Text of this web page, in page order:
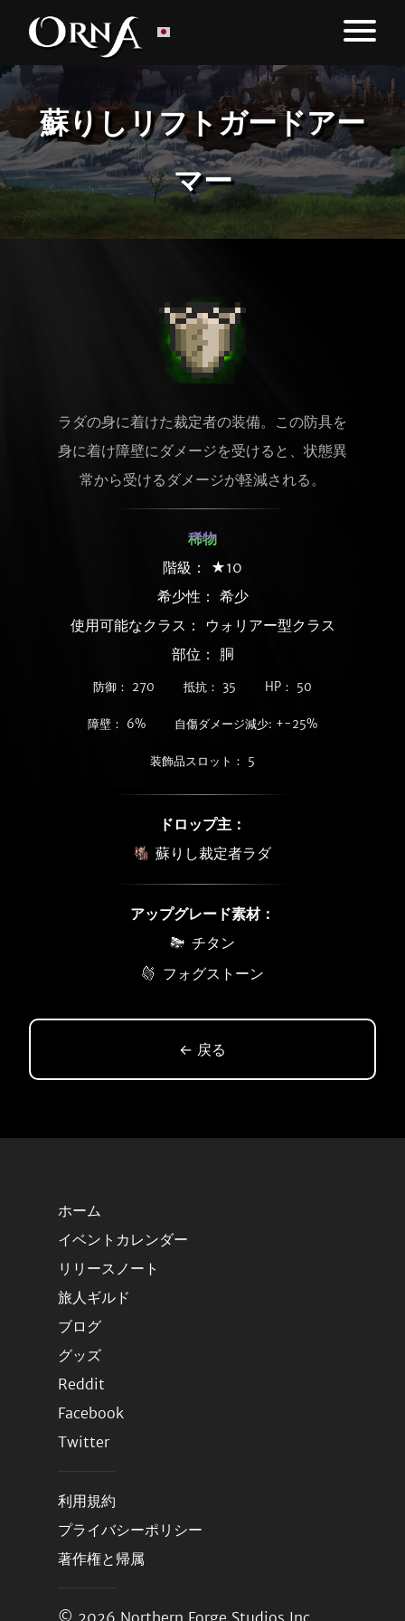
蘇りしリフトガードアー
マー
ラダの身に着けた裁定者の装備。この防具を
身に着け障壁にダメージを受けると、状態異
常から受けるダメージが軽減される。
稀物
階級： ★10
希少性： 希少
使用可能なクラス： ウォリアー型クラス
部位： 胴
防御： 270 抵抗： 35 HP： 50
障壁： 6% 自傷ダメージ減少: +-25%
装飾品スロット： 5
ドロップ主：
蘇りし裁定者ラダ
アップグレード素材：
チタン
フォグストーン
← 戻る
ホーム
イベントカレンダー
リリースノート
旅人ギルド
ブログ
グッズ
Reddit
Facebook
Twitter
利用規約
プライバシーポリシー
著作権と帰属
© 2026 Northern Forge Studios Inc